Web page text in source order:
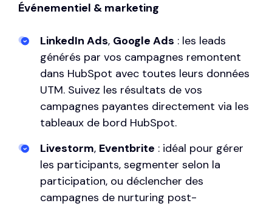
Événementiel & marketing
LinkedIn Ads, Google Ads : les leads
générés par vos campagnes remontent
dans HubSpot avec toutes leurs données
UTM. Suivez les résultats de vos
campagnes payantes directement via les
tableaux de bord HubSpot.
Livestorm, Eventbrite : idéal pour gérer
les participants, segmenter selon la
participation, ou déclencher des
campagnes de nurturing post-